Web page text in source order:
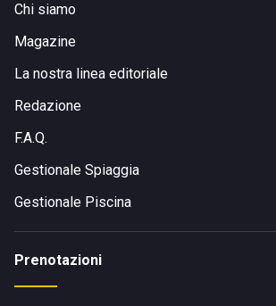
Chi siamo
Magazine
La nostra linea editoriale
Redazione
F.A.Q.
Gestionale Spiaggia
Gestionale Piscina
Prenotazioni